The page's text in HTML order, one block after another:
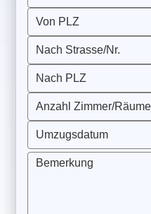
Von PLZ
Nach Strasse/Nr.
Nach PLZ
Anzahl Zimmer/Räume
Umzugsdatum
Bemerkung